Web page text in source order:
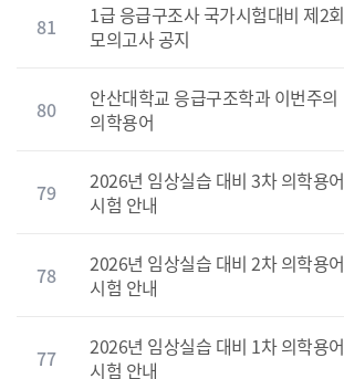
81
1급 응급구조사 국가시험대비 제2회
모의고사 공지
80
안산대학교 응급구조학과 이번주의
의학용어
79
2026년 임상실습 대비 3차 의학용어
시험 안내
78
2026년 임상실습 대비 2차 의학용어
시험 안내
77
2026년 임상실습 대비 1차 의학용어
시험 안내